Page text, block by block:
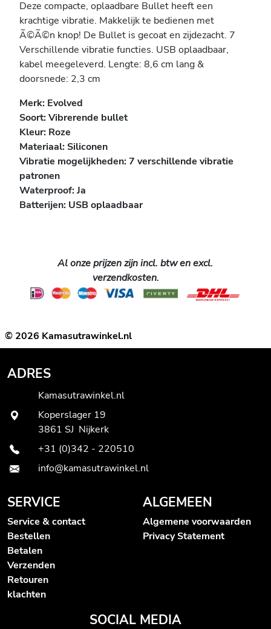
Deze compacte, oplaadbare Bullet heeft een
krachtige vibratie. Makkelijk te bedienen met
Ã©Ã©n knop! De Bullet is gecoat en zijdezacht. 7
Verschillende vibratie functies. USB oplaadbaar,
kabel meegeleverd. Lengte: 8,6 cm lang &
doorsnede: 2,3 cm
Merk: Evolved
Soort:Vibrerende bullet
Kleur: Roze
Materiaal: Siliconen
Vibratie mogelijkheden: 7 verschillende vibratie
patronen
Waterproof: Ja
Batterijen: USB oplaadbaar
Al onze prijzen zijn incl. btw en excl.
verzendkosten.
© 2026 Kamasutrawinkel.nl
ADRES
Kamasutrawinkel.nl
Koperslager 19
3861 SJ Nijkerk
+31 (0)342 - 220510
info@kamasutrawinkel.nl
SERVICE
Service & contact
Bestellen
Betalen
Verzenden
Retouren
klachten
ALGEMEEN
Algemene voorwaarden
Privacy Statement
SOCIAL MEDIA